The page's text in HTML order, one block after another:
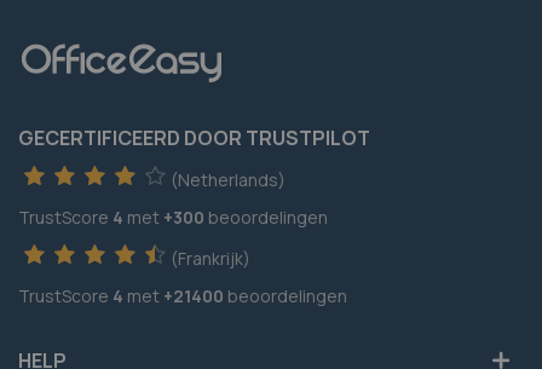
GECERTIFICEERD DOOR TRUSTPILOT
(Netherlands)
TrustScore 4 met +300 beoordelingen
(Frankrijk)
TrustScore 4 met +21400 beoordelingen
HELP